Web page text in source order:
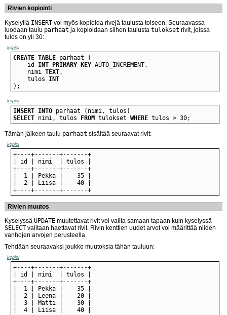
Rivien kopiointi
Kyselyllä INSERT voi myös kopioida rivejä taulusta toiseen. Seuraavassa
luodaan taulu parhaat ja kopioidaan siihen taulusta tulokset rivit, joissa
tulos on yli 30:
kopioi
CREATE TABLE
    id
INT PRIMARY KEY
    nimi
TEXT
    tulos
INT
);
kopioi
INSERT INTO
SELECT nimi, tulos FROM tulokset WHERE tulos > 30;
Tämän jälkeen taulu parhaat sisältää seuraavat rivit:
kopioi
+----+-------+-------+
Rivien muutos
Kyselyssä UPDATE muutettavat rivit voi valita samaan tapaan kuin kyselyssä
SELECT valitaan haettavat rivit. Rivin kenttien uudet arvot voi määrittää niiden
vanhojen arvojen perusteella.
Tehdään seuraavaksi joukko muutoksia tähän tauluun:
kopioi